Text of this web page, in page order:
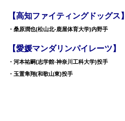
【高知ファイティングドッグス】
・桑原潤也(松山北-鹿屋体育大学)内野手
【愛媛マンダリンパイレーツ】
・河本祐嗣(志学館-神奈川工科大学)投手
・玉置隼翔(和歌山東)投手